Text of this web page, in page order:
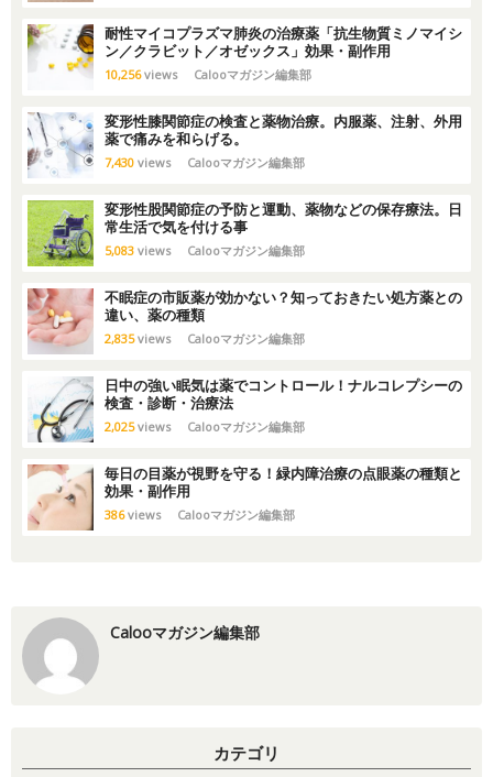
耐性マイコプラズマ肺炎の治療薬「抗生物質ミノマイシ
ン／クラビット／オゼックス」効果・副作用
10,256 views Calooマガジン編集部
変形性膝関節症の検査と薬物治療。内服薬、注射、外用
薬で痛みを和らげる。
7,430 views Calooマガジン編集部
変形性股関節症の予防と運動、薬物などの保存療法。日
常生活で気を付ける事
5,083 views Calooマガジン編集部
不眠症の市販薬が効かない？知っておきたい処方薬との
違い、薬の種類
2,835 views Calooマガジン編集部
日中の強い眠気は薬でコントロール！ナルコレプシーの
検査・診断・治療法
2,025 views Calooマガジン編集部
毎日の目薬が視野を守る！緑内障治療の点眼薬の種類と
効果・副作用
386 views Calooマガジン編集部
Calooマガジン編集部
カテゴリ